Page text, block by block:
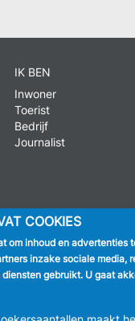
IK BEN
Inwoner
Toerist
Bedrijf
Journalist
© 2026
COOKIES
om inhoud en
inzake sociale media,
gebruikt. U gaat